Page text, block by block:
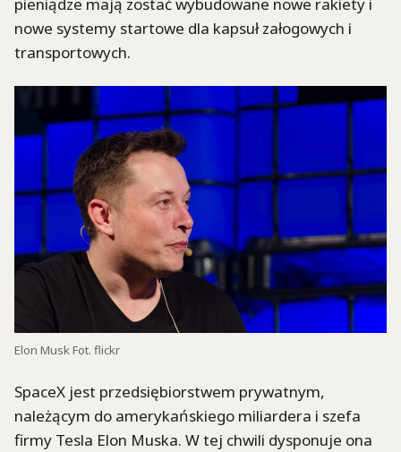
pieniądze mają zostać wybudowane nowe rakiety i
nowe systemy startowe dla kapsuł załogowych i
transportowych.
Elon Musk Fot. flickr
SpaceX jest przedsiębiorstwem prywatnym,
należącym do amerykańskiego miliardera i szefa
firmy Tesla Elon Muska. W tej chwili dysponuje ona